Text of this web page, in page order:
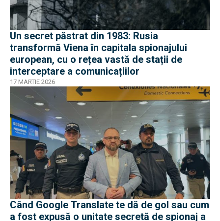
Un secret păstrat din 1983: Rusia
transformă Viena în capitala spionajului
european, cu o rețea vastă de stații de
interceptare a comunicațiilor
17 MARTIE 2026
Când Google Translate te dă de gol sau cum
a fost expusă o unitate secretă de spionaj a